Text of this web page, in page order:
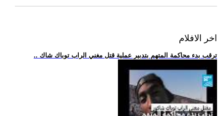
اخر الافلام
.. ترقب بدء محاكمة المتهم بتدبير عملية قتل مغني الراب توباك شاك